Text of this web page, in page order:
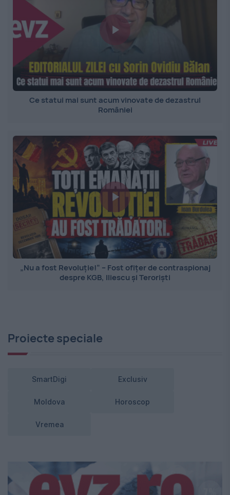
Ce statui mai sunt acum vinovate de dezastrul
României
„Nu a fost Revoluție!” – Fost ofițer de contraspionaj
despre KGB, Iliescu și Teroriști
Proiecte speciale
SmartDigi Exclusiv
Moldova Horoscop
Vremea